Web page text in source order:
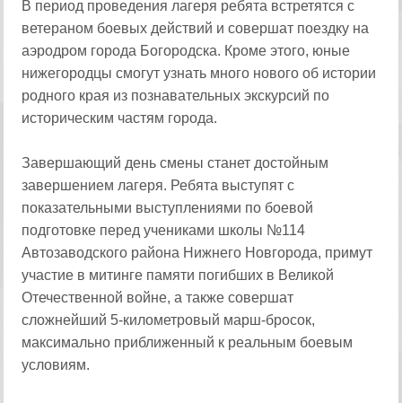
В период проведения лагеря ребята встретятся с
ветераном боевых действий и совершат поездку на
аэродром города Богородска. Кроме этого, юные
нижегородцы смогут узнать много нового об истории
родного края из познавательных экскурсий по
историческим частям города.
Завершающий день смены станет достойным
завершением лагеря. Ребята выступят с
показательными выступлениями по боевой
подготовке перед учениками школы №114
Автозаводского района Нижнего Новгорода, примут
участие в митинге памяти погибших в Великой
Отечественной войне, а также совершат
сложнейший 5-километровый марш-бросок,
максимально приближенный к реальным боевым
условиям.